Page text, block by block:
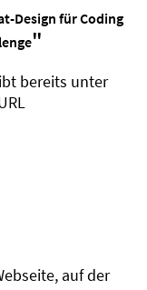
Design für Coding
"
bereits unter
auf der